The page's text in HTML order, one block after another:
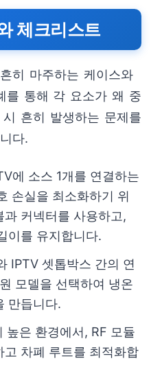
체크리스트
히 마주하는 케이스와
를 통해 각 요소가 왜 중
흔히 발생하는 문제를
다.
에 소스 1개를 연결하는
손실을 최소화하기 위
커넥터를 사용하고,
이를 유지합니다.
IPTV 셋톱박스 간의 연
모델을 선택하여 냉온
만듭니다.
높은 환경에서, RF 모듈
고 차폐 루트를 최적화합